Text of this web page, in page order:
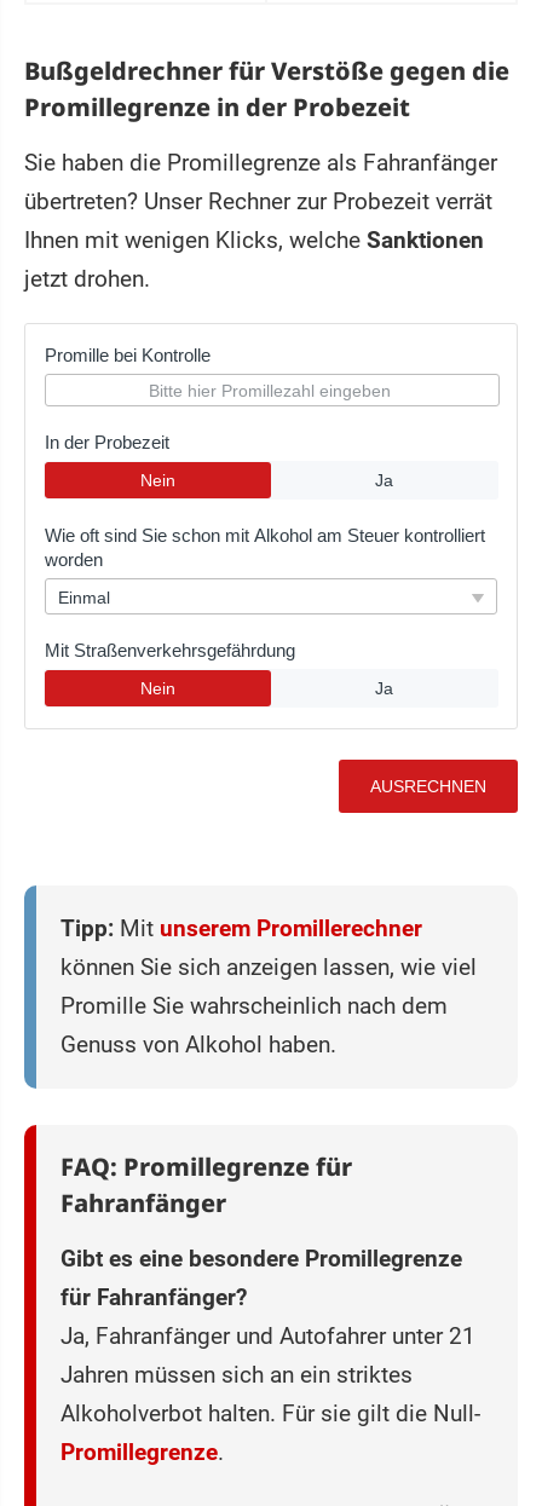
Bußgeldrechner für Verstöße gegen die
Promillegrenze in der Probezeit
Sie haben die Promillegrenze als Fahranfänger
übertreten? Unser Rechner zur Probezeit verrät
Ihnen mit wenigen Klicks, welche Sanktionen
jetzt drohen.
Tipp: Mit unserem Promillerechner
können Sie sich anzeigen lassen, wie viel
Promille Sie wahrscheinlich nach dem
Genuss von Alkohol haben.
FAQ: Promillegrenze für
Fahranfänger
Gibt es eine besondere Promillegrenze
für Fahranfänger?
Ja, Fahranfänger und Autofahrer unter 21
Jahren müssen sich an ein striktes
Alkoholverbot halten. Für sie gilt die Null-
Promillegrenze.